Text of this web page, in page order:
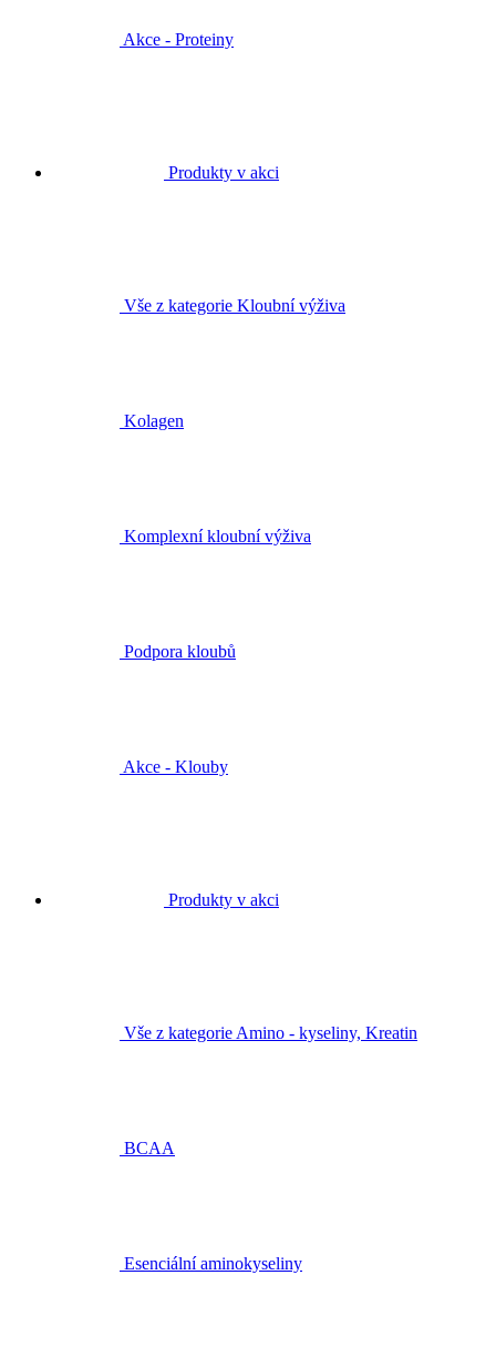
Akce - Proteiny
Produkty v akci
Vše z kategorie Kloubní výživa
Kolagen
Komplexní kloubní výživa
Podpora kloubů
Akce - Klouby
Produkty v akci
Vše z kategorie Amino - kyseliny, Kreatin
BCAA
Esenciální aminokyseliny